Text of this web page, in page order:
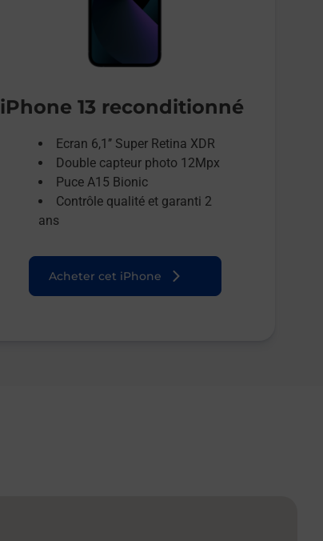
iPhone 13 reconditionné
Ecran 6,1’’ Super Retina XDR
Double capteur photo 12Mpx
Puce A15 Bionic
Contrôle qualité et garanti 2
ans
Acheter cet iPhone